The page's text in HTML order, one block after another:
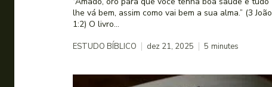
lhe vá bem, assim como vai bem a sua alma.” (3 João
1:2) O livro...
ESTUDO BÍBLICO dez 21, 2025 5 minutes